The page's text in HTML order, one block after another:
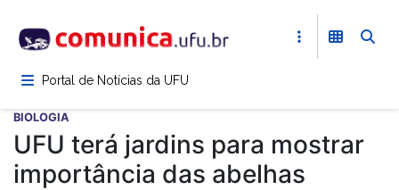
para
conteúdoPortal de Notícias da UFU
BIOLOGIA
UFU terá jardins para mostrar
importância das abelhas